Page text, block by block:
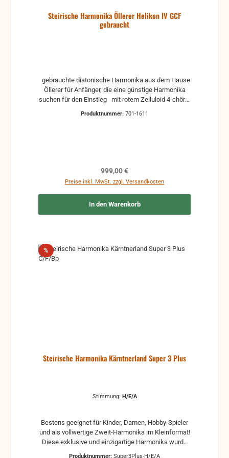
Steirische Harmonika Öllerer Helikon IV GCF
gebraucht
Öllerer für Anfänger, die eine günstige Harmonika
suchen für den Einstieg mit rotem Zelluloid 4-chörig
einwandfreies Instrument mit Garantie bekommst.
haben immer Gebrauchsspuren, wie Kratzer, Dellen
oder Korrosion, sind in der Regel verstimmt und
haben veraltetes Wachs (spröde und rissig) Deshalb
übernehmen wir keine Gewähr auf versteckte
bitte vor den Kauf lieber noch einmal nach, am
besten schriftlich, gerne auch mit Wunsch auf
Produktnummer: 701-1611
Regulärer Preis:
999,00 €
Preise inkl. MwSt. zzgl. Versandkosten
In den Warenkorb
%Rabatt
Steirische Harmonika Kärntnerland Super 3 Plus
Stimmung: H/E/A
Bestens geeignet für Kinder, Damen, Hobby-Spieler
und als vollwertige Zweit-Harmonika im Kleinformat!
Diese exklusive und einzigartige Harmonika wurde
Produktnummer: Super3Plus-H/E/A